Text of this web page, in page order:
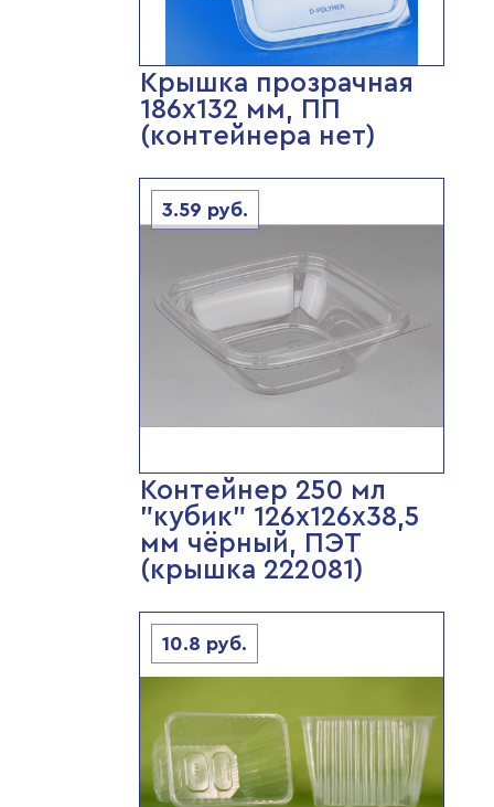
Крышка прозрачная
186х132 мм, ПП
(контейнера нет)
3.59 руб.
Контейнер 250 мл
"кубик" 126х126х38,5
мм чёрный, ПЭТ
(крышка 222081)
10.8 руб.